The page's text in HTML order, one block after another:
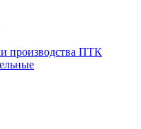
производства ПТК